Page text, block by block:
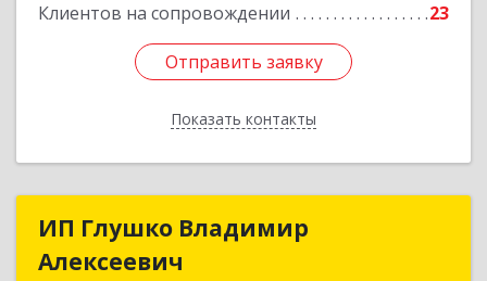
Клиентов на сопровождении 23
Отправить заявку
Показать контакты
Отправить заявку
Назад
ИП Глушко Владимир
Алексеевич
ИП Глушко Владимир